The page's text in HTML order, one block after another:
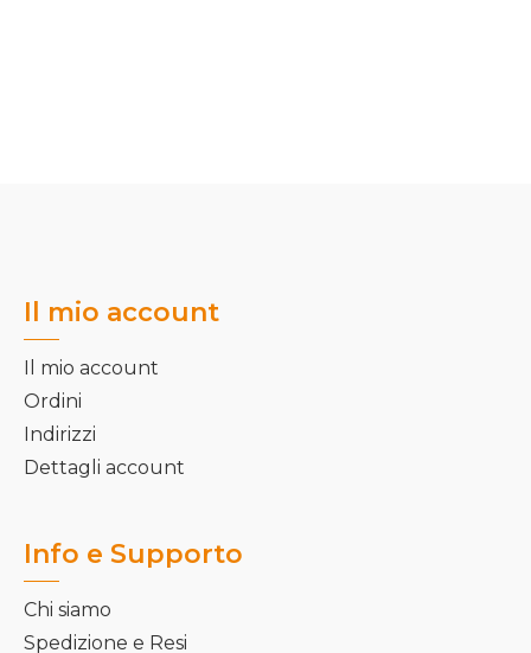
Il mio account
Il mio account
Ordini
Indirizzi
Dettagli account
Info e Supporto
Chi siamo
Spedizione e Resi